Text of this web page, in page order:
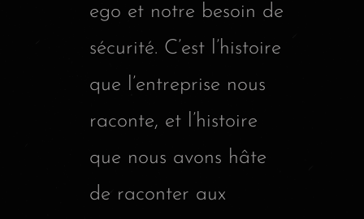
ego et notre besoin de
sécurité. C’est l’histoire
que l’entreprise nous
raconte, et l’histoire
que nous avons hâte
de raconter aux